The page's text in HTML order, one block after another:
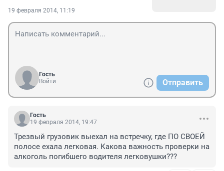
19 февраля 2014, 11:19
Гость
Войти
Отправить
Гость
19 февраля 2014, 19:47
Трезвый грузовик выехал на встречку, где ПО СВОЕЙ
полосе ехала легковая. Какова важность проверки на
алкоголь погибшего водителя легковушки???